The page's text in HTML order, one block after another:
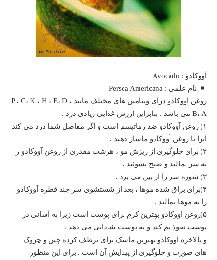
آووکادو : Avocado
نام علمی : Persea Americana
روغن آووکادو درای ویتامین های مختلف مانند P ، C، K ، H ، E، D ،
B، A می باشد . بنابراین ارزش غذایی زیادی درد .
۱) روغن آووکادو ضد رماتیسم است و اگر مفاصل شما درد می کند
آنرا با روغن آووکادو ماساژ دهید .
۲) برای جلوگیری از ریزش مو ، هرشب مقدری از روغن آووکادو را
به سر بمالید و صبح بشوئید .
۳) شوره سر را از بین می برد .
۴)برای براق شده موها ، بعد از شستشوی سر چند قطره آووکادو
را به موها بمالید .
۵)روغن آووکادو بهترین کرم برای پوست است زیرا به آسانی در
پوست نفوذ یم کند و به پوست شادابی می دهد .
و بالاخره آووکادو بهترین ماسک برای برطف كرده چین و چروک
های صورت و جلوگیری از پیدایش آن است . برای این منظور